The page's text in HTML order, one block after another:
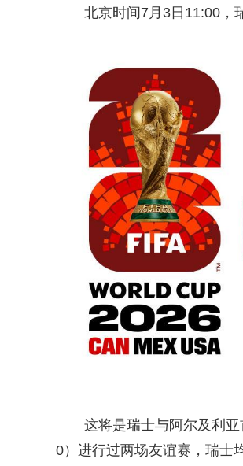
北京时间7月3日11:00，
这将是瑞士与阿尔及利
0）进行过两场友谊赛，瑞士